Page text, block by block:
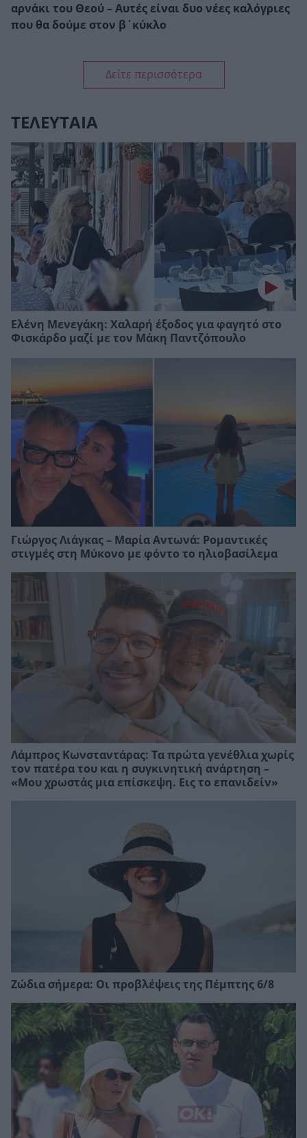
αρνάκι του Θεού – Αυτές είναι δυο νέες καλόγριες
που θα δούμε στον β΄κύκλο
Δείτε περισσότερα
ΤΕΛΕΥΤΑΙΑ
Ελένη Μενεγάκη: Χαλαρή έξοδος για φαγητό στο
Φισκάρδο μαζί με τον Μάκη Παντζόπουλο
Γιώργος Λιάγκας – Μαρία Αντωνά: Ρομαντικές
στιγμές στη Μύκονο με φόντο το ηλιοβασίλεμα
Λάμπρος Κωνσταντάρας: Τα πρώτα γενέθλια χωρίς
τον πατέρα του και η συγκινητική ανάρτηση –
«Μου χρωστάς μια επίσκεψη. Εις το επανιδείν»
Ζώδια σήμερα: Οι προβλέψεις της Πέμπτης 6/8